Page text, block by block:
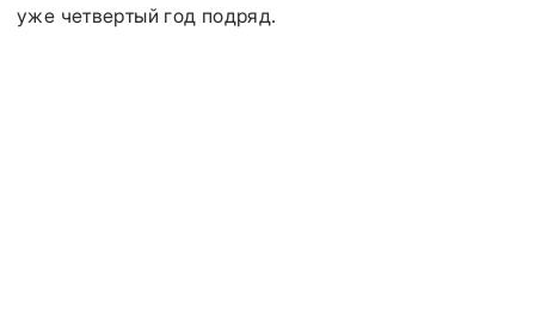
уже четвертый год подряд.